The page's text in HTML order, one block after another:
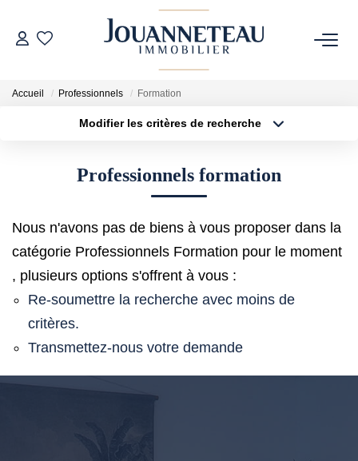
OFF-MARKET
ESTIMER
Estimation Sur Rendez-Vous
NOTRE HISTOIRE
NOTRE CHARTE
CONTACT
Accueil Professionnels Formation
Modifier les critères de recherche
Type de bien
Budget max Plus de critères
Créer une alerte
Professionnels formation
Nous n'avons pas de biens à vous proposer dans la
catégorie Professionnels Formation pour le moment
, plusieurs options s'offrent à vous :
Re-soumettre la recherche avec moins de
critères.
Transmettez-nous votre demande